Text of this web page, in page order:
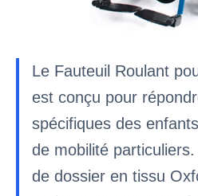
Le Fauteuil Roulant
est conçu pour
spécifiques des
de mobilité
de dossier en tissu